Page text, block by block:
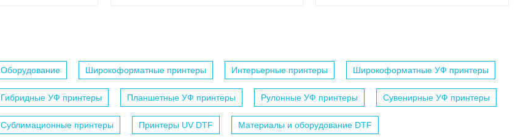
Оборудование Широкоформатные принтеры Интерьерные принтеры Широкоформатные УФ принтеры
Гибридные УФ принтеры Планшетные УФ принтеры Рулонные УФ принтеры Сувенирные УФ принтеры
Сублимационные принтеры Принтеры UV DTF Материалы и оборудование DTF